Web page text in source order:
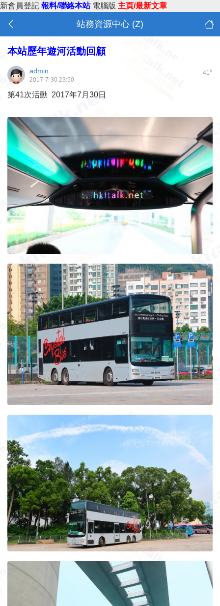
新會員登記 報料/聯絡本站 電腦版 主頁/最新文章
站務資源中心 (Z)
本站歷年遊河活動回顧
41#
admin
2017-7-30 23:50
第41次活動 2017年7月30日